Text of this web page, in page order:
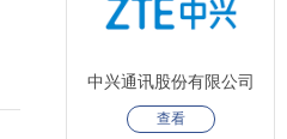
中兴通讯股份有限公司
查看